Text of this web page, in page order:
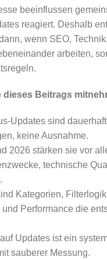
beeinflussen
reagiert. Deshalb
wenn SEO,
arbeiten,
dieses Beitrags
Updates sind
keine Ausnahme.
2026 stärken sie vor
technische
Kategorien,
Performance die
Updates ist ein
sauberer Messung.